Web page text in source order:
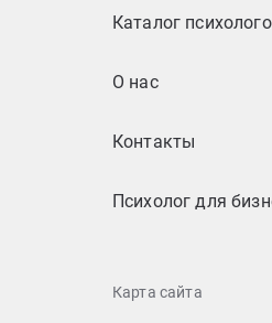
Каталог
О нас
Контакты
Психолог для
Карта сайта